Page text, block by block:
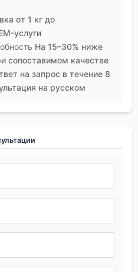
от 1 кг до
услуги
На 15–30% ниже
сопоставимом качестве
на запрос в течение 8
на русском